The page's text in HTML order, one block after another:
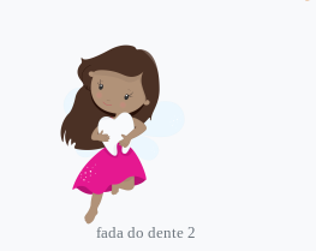
fada do dente 2